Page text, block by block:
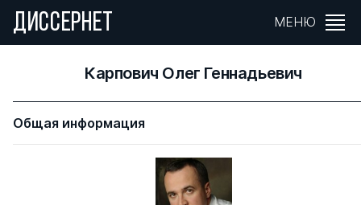
ДИССЕРНЕТ МЕНЮ
Карпович Олег Геннадьевич
Общая информация